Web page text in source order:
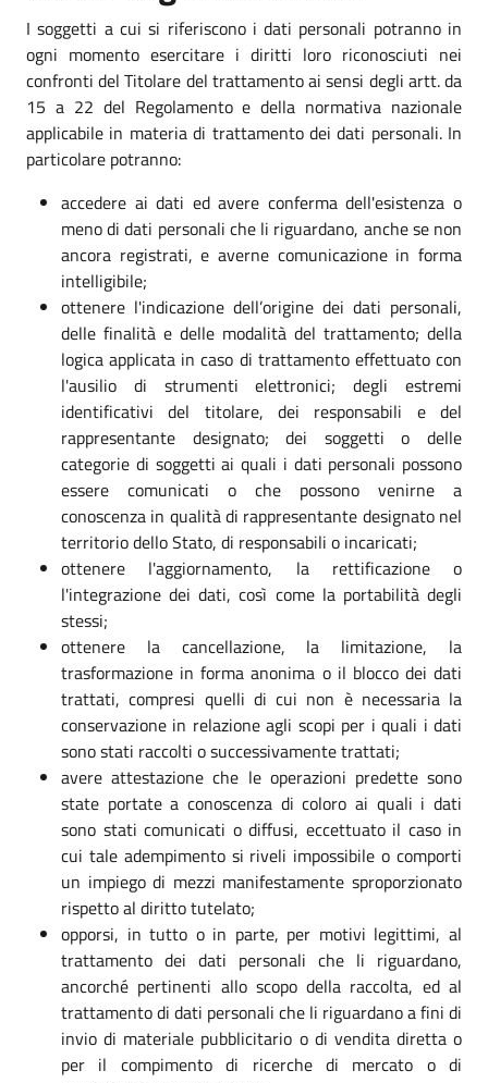
I soggetti a cui si riferiscono i dati personali potranno in
ogni momento esercitare i diritti loro riconosciuti nei
confronti del Titolare del trattamento ai sensi degli artt. da
15 a 22 del Regolamento e della normativa nazionale
applicabile in materia di trattamento dei dati personali. In
particolare potranno:
accedere ai dati ed avere conferma dell'esistenza o
meno di dati personali che li riguardano, anche se non
ancora registrati, e averne comunicazione in forma
intelligibile;
ottenere l'indicazione dell’origine dei dati personali,
delle finalità e delle modalità del trattamento; della
logica applicata in caso di trattamento effettuato con
l'ausilio di strumenti elettronici; degli estremi
identificativi del titolare, dei responsabili e del
rappresentante designato; dei soggetti o delle
categorie di soggetti ai quali i dati personali possono
essere comunicati o che possono venirne a
conoscenza in qualità di rappresentante designato nel
territorio dello Stato, di responsabili o incaricati;
ottenere l'aggiornamento, la rettificazione o
l'integrazione dei dati, così come la portabilità degli
stessi;
ottenere la cancellazione, la limitazione, la
trasformazione in forma anonima o il blocco dei dati
trattati, compresi quelli di cui non è necessaria la
conservazione in relazione agli scopi per i quali i dati
sono stati raccolti o successivamente trattati;
avere attestazione che le operazioni predette sono
state portate a conoscenza di coloro ai quali i dati
sono stati comunicati o diffusi, eccettuato il caso in
cui tale adempimento si riveli impossibile o comporti
un impiego di mezzi manifestamente sproporzionato
rispetto al diritto tutelato;
opporsi, in tutto o in parte, per motivi legittimi, al
trattamento dei dati personali che li riguardano,
ancorché pertinenti allo scopo della raccolta, ed al
trattamento di dati personali che li riguardano a fini di
invio di materiale pubblicitario o di vendita diretta o
per il compimento di ricerche di mercato o di